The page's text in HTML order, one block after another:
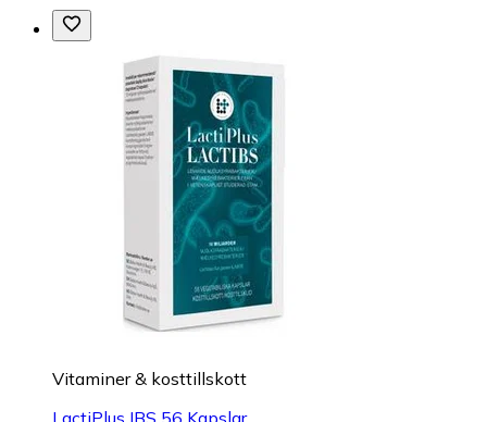
Vitaminer & kosttillskott
LactiPlus IBS 56 Kapslar